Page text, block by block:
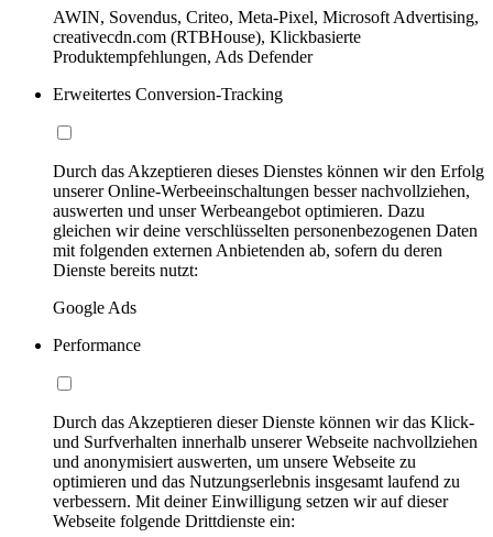
AWIN, Sovendus, Criteo, Meta-Pixel, Microsoft Advertising,
creativecdn.com (RTBHouse), Klickbasierte
Produktempfehlungen, Ads Defender
Erweitertes Conversion-Tracking
Durch das Akzeptieren dieses Dienstes können wir den Erfolg
unserer Online-Werbeeinschaltungen besser nachvollziehen,
auswerten und unser Werbeangebot optimieren. Dazu
gleichen wir deine verschlüsselten personenbezogenen Daten
mit folgenden externen Anbietenden ab, sofern du deren
Dienste bereits nutzt:
Google Ads
Performance
Durch das Akzeptieren dieser Dienste können wir das Klick-
und Surfverhalten innerhalb unserer Webseite nachvollziehen
und anonymisiert auswerten, um unsere Webseite zu
optimieren und das Nutzungserlebnis insgesamt laufend zu
verbessern. Mit deiner Einwilligung setzen wir auf dieser
Webseite folgende Drittdienste ein: